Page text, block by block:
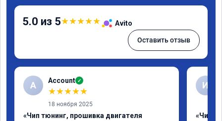
5.0 из 5★★★★★ Avito
Оставить отзыв
A Account ✓
★★★★★
18 ноября 2025
«Чип тюнинг, прошивка двигателя
И
«Чип